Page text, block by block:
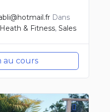
Dans
Heath & Fitness, Sales
au cours